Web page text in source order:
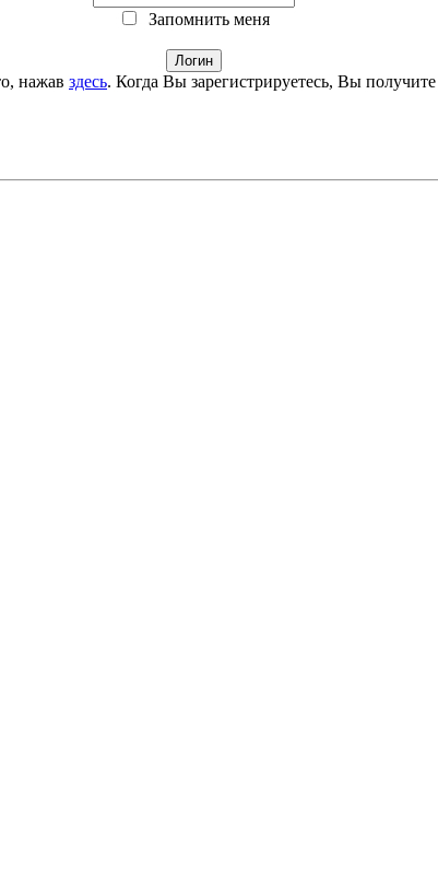
Запомнить меня
нажав здесь. Когда Вы зарегистрируетесь, Вы